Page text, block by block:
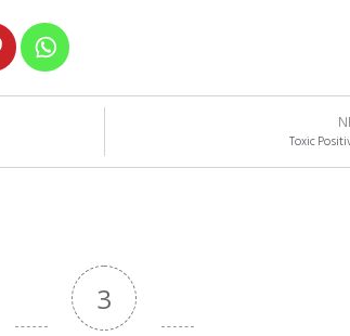
Toxic
3